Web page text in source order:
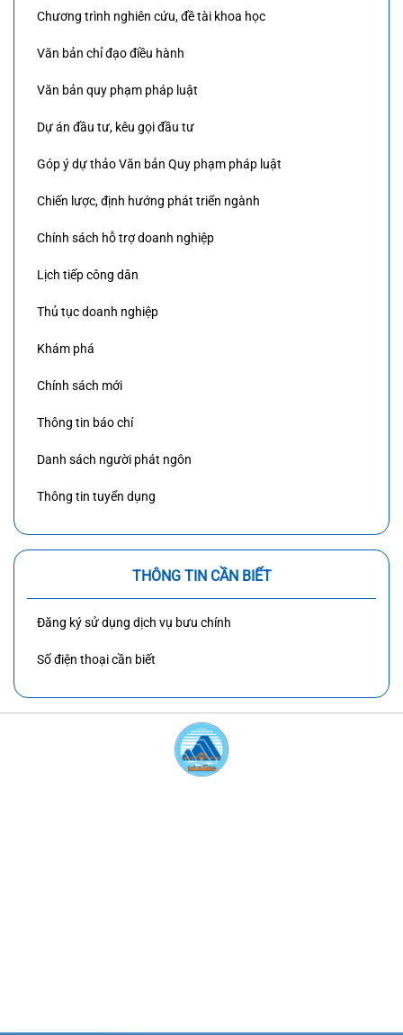
Chương trình nghiên cứu, đề tài khoa học
Văn bản chỉ đạo điều hành
Văn bản quy phạm pháp luật
Dự án đầu tư, kêu gọi đầu tư
Góp ý dự thảo Văn bản Quy phạm pháp luật
Chiến lược, định hướng phát triển ngành
Chính sách hỗ trợ doanh nghiệp
Lịch tiếp công dân
Thủ tục doanh nghiệp
Khám phá
Chính sách mới
Thông tin báo chí
Danh sách người phát ngôn
Thông tin tuyển dụng
THÔNG TIN CẦN BIẾT
Đăng ký sử dụng dịch vụ bưu chính
Số điện thoại cần biết